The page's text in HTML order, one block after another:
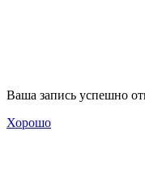
Ваша запись успешно
Хорошо